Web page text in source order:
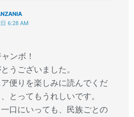
6:28 AM
ンボ！
うございました。
便りを楽しみに読んでくだ
とってもうれしいです。
口にいっても、民族ごとの